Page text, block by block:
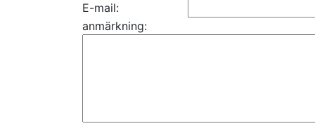
E-mail:
anmärkning: